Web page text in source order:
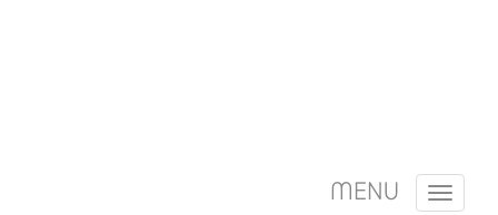
MENU